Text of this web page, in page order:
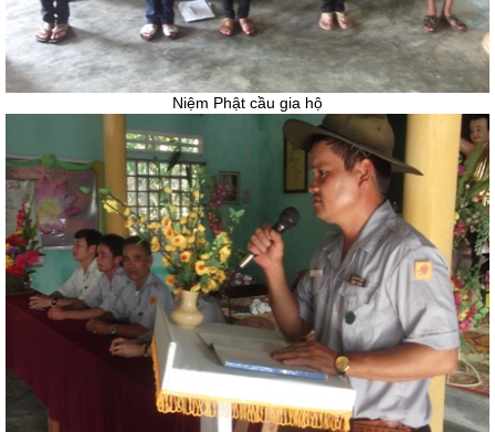
Niệm Phật cầu gia hộ